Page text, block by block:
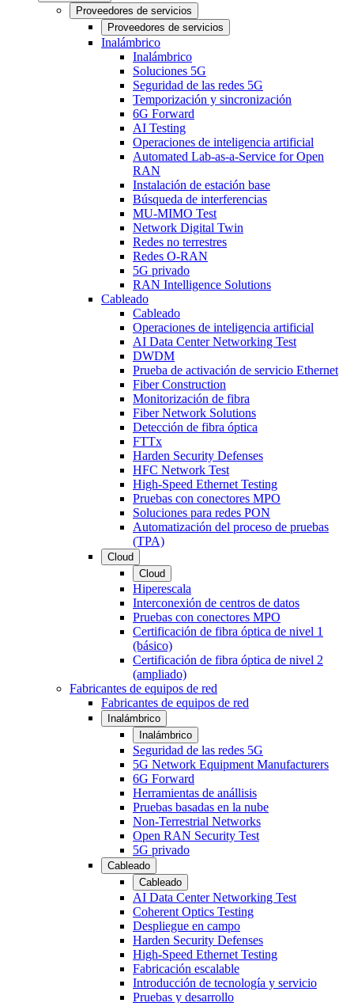
Proveedores de servicios
Proveedores de servicios
Inalámbrico
Inalámbrico
Soluciones 5G
Seguridad de las redes 5G
Temporización y sincronización
6G Forward
AI Testing
Operaciones de inteligencia artificial
Automated Lab-as-a-Service for Open
RAN
Instalación de estación base
Búsqueda de interferencias
MU-MIMO Test
Network Digital Twin
Redes no terrestres
Redes O-RAN
5G privado
RAN Intelligence Solutions
Cableado
Cableado
Operaciones de inteligencia artificial
AI Data Center Networking Test
DWDM
Prueba de activación de servicio Ethernet
Fiber Construction
Monitorización de fibra
Fiber Network Solutions
Detección de fibra óptica
FTTx
Harden Security Defenses
HFC Network Test
High-Speed Ethernet Testing
Pruebas con conectores MPO
Soluciones para redes PON
Automatización del proceso de pruebas
(TPA)
Cloud
Cloud
Hiperescala
Interconexión de centros de datos
Pruebas con conectores MPO
Certificación de fibra óptica de nivel 1
(básico)
Certificación de fibra óptica de nivel 2
(ampliado)
Fabricantes de equipos de red
Fabricantes de equipos de red
Inalámbrico
Inalámbrico
Seguridad de las redes 5G
5G Network Equipment Manufacturers
6G Forward
Herramientas de anállisis
Pruebas basadas en la nube
Non-Terrestrial Networks
Open RAN Security Test
5G privado
Cableado
Cableado
AI Data Center Networking Test
Coherent Optics Testing
Despliegue en campo
Harden Security Defenses
High-Speed Ethernet Testing
Fabricación escalable
Introducción de tecnología y servicio
Pruebas y desarrollo